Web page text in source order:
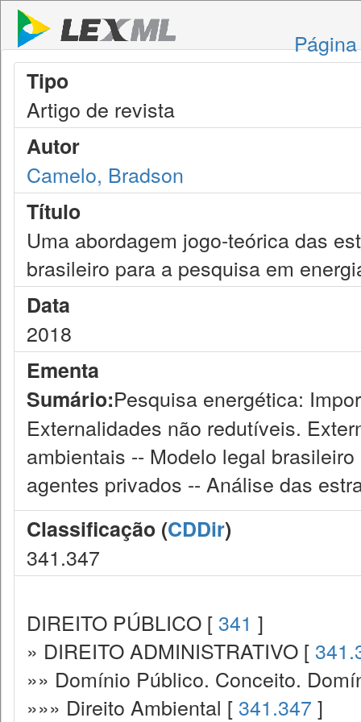
Tipo
Artigo de revista
Autor
Camelo, Bradson
Título
Uma abordagem jogo-teórica das
brasileiro para a pesquisa em
Data
2018
Ementa
Sumário:Pesquisa energética:
Externalidades não redutíveis.
ambientais -- Modelo legal
agentes privados -- Análise das
Classificação (CDDir)
341.347
DIREITO PÚBLICO [ 341 ]
» DIREITO ADMINISTRATIVO [
»» Domínio Público. Conceito.
»»» Direito Ambiental [ 341.347 ]